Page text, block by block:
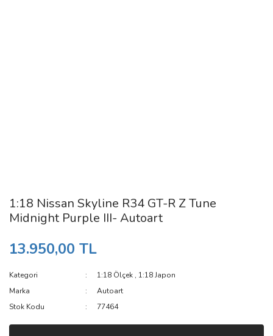
1:18 Nissan Skyline R34 GT-R Z Tune
Midnight Purple III- Autoart
13.950,00 TL
Kategori 1:18 Ölçek , 1:18 Japon
Marka
Autoart
Stok Kodu
77464